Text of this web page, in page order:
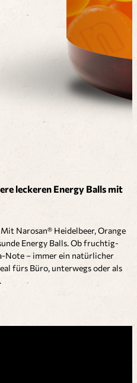
leckeren Energy Balls mit
Narosan® Heidelbeer, Orange
Energy Balls. Ob fruchtig-
Note – immer ein natürlicher
fürs Büro, unterwegs oder als